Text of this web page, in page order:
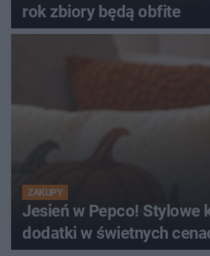
rok zbiory będą obfite
ZAKUPY
Jesień w Pepco! Stylowe
dodatki w świetnych